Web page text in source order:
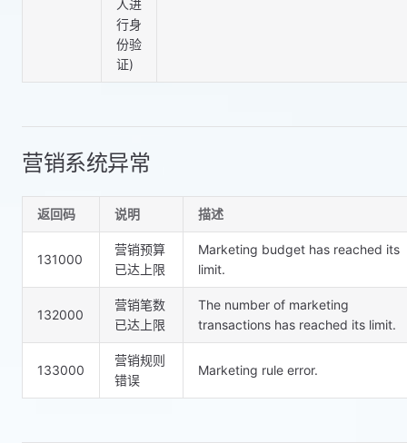
人进
行身
份验
证)
营销系统异常
返回码 说明 描述
131000
营销预算
已达上限
Marketing budget has reached its
limit.
132000
营销笔数
已达上限
The number of marketing
transactions has reached its limit.
133000
营销规则
错误
Marketing rule error.